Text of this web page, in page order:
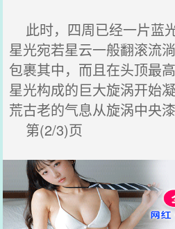
此时，四周已经一片蓝
星光宛若星云一般翻滚流
包裹其中，而且在头顶最
星光构成的巨大旋涡开始
荒古老的气息从旋涡中央
第(2/3)页